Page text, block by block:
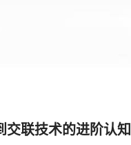
联技术的进阶认知